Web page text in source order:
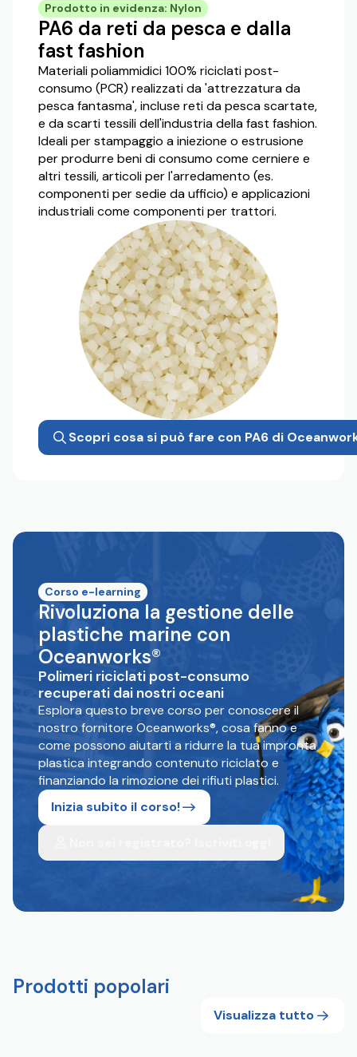
Prodotto in evidenza: Nylon
PA6 da reti da pesca e dalla
fast fashion
Materiali poliammidici 100% riciclati post-
consumo (PCR) realizzati da 'attrezzatura da
pesca fantasma', incluse reti da pesca scartate,
e da scarti tessili dell'industria della fast fashion.
Ideali per stampaggio a iniezione o estrusione
per produrre beni di consumo come cerniere e
altri tessili, articoli per l'arredamento (es.
componenti per sedie da ufficio) e applicazioni
industriali come componenti per trattori.
Scopri cosa si può fare con PA6 di
Corso e-learning
Rivoluziona la gestione delle
plastiche marine con
Oceanworks®
Polimeri riciclati post-consumo
recuperati dai nostri oceani
Esplora questo breve corso per conoscere il
nostro fornitore Oceanworks®, cosa fanno e
come possono aiutarti a ridurre la tua impronta
plastica integrando contenuto riciclato e
finanziando la rimozione dei rifiuti plastici.
Inizia subito il corso!
Prodotti popolari
Visualizza tutto